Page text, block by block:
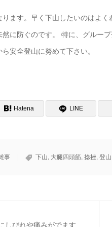
ます。早く下山したいのはよ
に防ぐのです。 特に、グルー
安全登山に努めて下さい。
Hatena LINE
事 下山, 大腿四頭筋, 捻挫, 登山
びれや痛みがでます